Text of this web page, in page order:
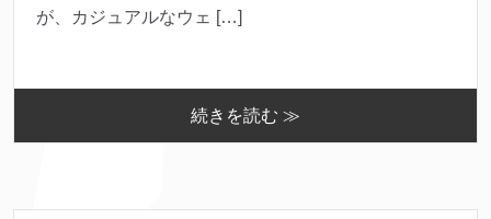
が、カジュアルなウェ […]
続きを読む ≫